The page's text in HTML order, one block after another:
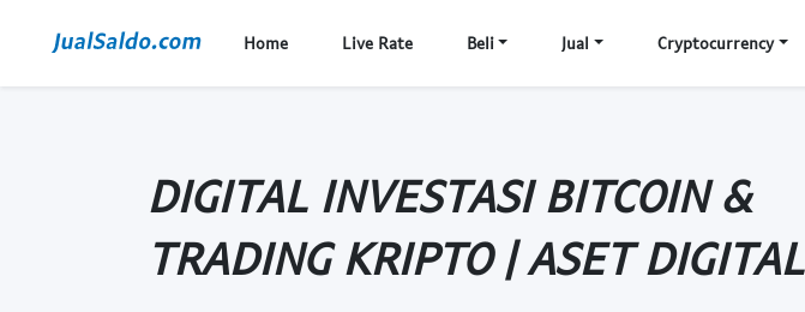
Home Live Rate Beli Jual Cryptocurrency
DIGITAL INVESTASI BITCOIN &
TRADING KRIPTO | ASET DIGITAL